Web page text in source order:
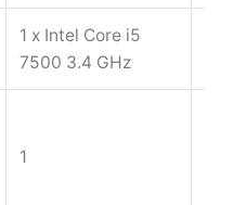
1 x Intel Core i5
7500 3.4 GHz
1